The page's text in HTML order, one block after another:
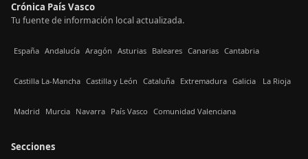
Crónica País Vasco
Tu fuente de información local actualizada.
España Andalucía Aragón Asturias Baleares Canarias Cantabria
Castilla La-Mancha Castilla y León Cataluña Extremadura Galicia La Rioja
Madrid Murcia Navarra País Vasco Comunidad Valenciana
Secciones